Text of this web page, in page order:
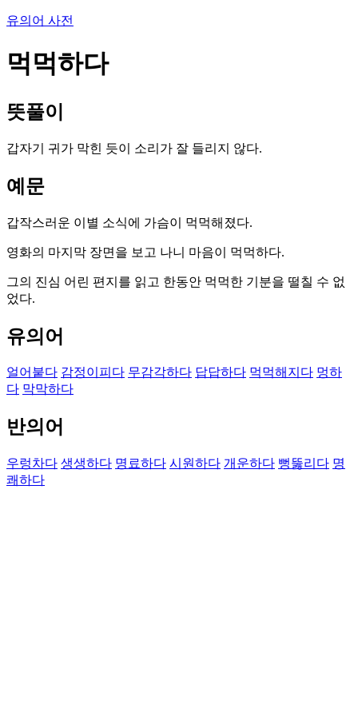
유의어 사전
먹먹하다
뜻풀이
갑자기 귀가 막힌 듯이 소리가 잘 들리지 않다.
예문
갑작스러운 이별 소식에 가슴이 먹먹해졌다.
영화의 마지막 장면을 보고 나니 마음이 먹먹하다.
그의 진심 어린 편지를 읽고 한동안 먹먹한 기분을 떨칠 수 없
었다.
유의어
얼어붙다 감정이피다 무감각하다 답답하다 먹먹해지다 멍하
다 막막하다
반의어
우렁차다 생생하다 명료하다 시원하다 개운하다 뻥뚫리다 명
쾌하다